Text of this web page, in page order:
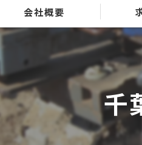
会社概要
ビジョン
事業案内 千